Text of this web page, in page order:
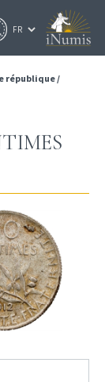
république/